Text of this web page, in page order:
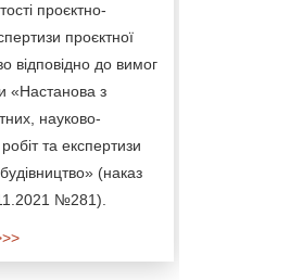
проєктно-
проєктної
відповідно до вимог
«Настанова з
науково-
та експертизи
(наказ
№281).